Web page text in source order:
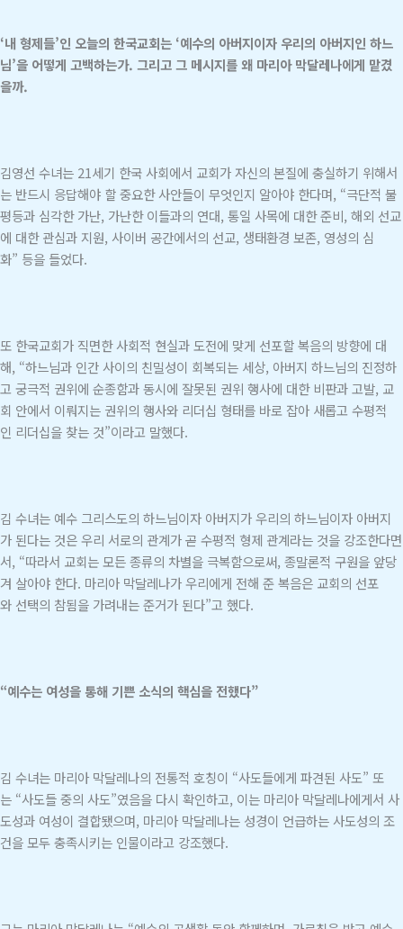
‘내 형제들’인 오늘의 한국교회는 ‘예수의 아버지이자 우리의 아버지인 하느
님’을 어떻게 고백하는가. 그리고 그 메시지를 왜 마리아 막달레나에게 맡겼
을까.
김영선 수녀는 21세기 한국 사회에서 교회가 자신의 본질에 충실하기 위해서
는 반드시 응답해야 할 중요한 사안들이 무엇인지 알아야 한다며, “극단적 불
평등과 심각한 가난, 가난한 이들과의 연대, 통일 사목에 대한 준비, 해외 선교
에 대한 관심과 지원, 사이버 공간에서의 선교, 생태환경 보존, 영성의 심
화” 등을 들었다.
또 한국교회가 직면한 사회적 현실과 도전에 맞게 선포할 복음의 방향에 대
해, “하느님과 인간 사이의 친밀성이 회복되는 세상, 아버지 하느님의 진정하
고 궁극적 권위에 순종함과 동시에 잘못된 권위 행사에 대한 비판과 고발, 교
회 안에서 이뤄지는 권위의 행사와 리더십 형태를 바로 잡아 새롭고 수평적
인 리더십을 찾는 것”이라고 말했다.
김 수녀는 예수 그리스도의 하느님이자 아버지가 우리의 하느님이자 아버지
가 된다는 것은 우리 서로의 관계가 곧 수평적 형제 관계라는 것을 강조한다면
서, “따라서 교회는 모든 종류의 차별을 극복함으로써, 종말론적 구원을 앞당
겨 살아야 한다. 마리아 막달레나가 우리에게 전해 준 복음은 교회의 선포
와 선택의 참됨을 가려내는 준거가 된다”고 했다.
“예수는 여성을 통해 기쁜 소식의 핵심을 전했다”
김 수녀는 마리아 막달레나의 전통적 호칭이 “사도들에게 파견된 사도” 또
는 “사도들 중의 사도”였음을 다시 확인하고, 이는 마리아 막달레나에게서 사
도성과 여성이 결합됐으며, 마리아 막달레나는 성경이 언급하는 사도성의 조
건을 모두 충족시키는 인물이라고 강조했다.